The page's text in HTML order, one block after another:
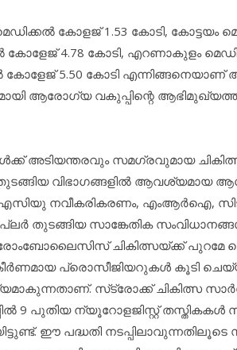
കോളജ് 1.53 കോടി, കോട്ടയം
4.78 കോടി, എറണാകുളം
കോളേജ് 5.50 കോടി എന്നിങ്ങനെയാണ്
ആരോഗ്യ വകുപ്പിന്റെ
അടിയന്തരവും സമഗ്രവുമായ
വിഭാഗങ്ങളില്‍ ആവശ്യമായ
നവീകരികരണം, എംആര്‍ഐ, സിടി
തുടങ്ങിയ സാങ്കേതിക
ചികിത്സയ്ക്ക് പുറമേ
പ്രൊസീജിയറുകള്‍ കൂടി
സ്‌ട്രോക്ക് ചികിത്സ
9 പുതിയ ന്യൂറോളജിസ്റ്റ് തസ്തികകള്‍
ഈ പദ്ധതി നടപ്പിലാവുന്നതിലൂടെ